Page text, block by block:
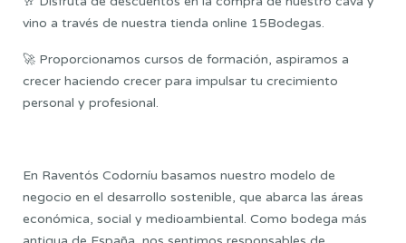
vino a través de nuestra tienda online 15Bodegas.
🚀 Proporcionamos cursos de formación, aspiramos a
crecer haciendo crecer para impulsar tu crecimiento
personal y profesional.
En Raventós Codorníu basamos nuestro modelo de
negocio en el desarrollo sostenible, que abarca las áreas
económica, social y medioambiental. Como bodega más